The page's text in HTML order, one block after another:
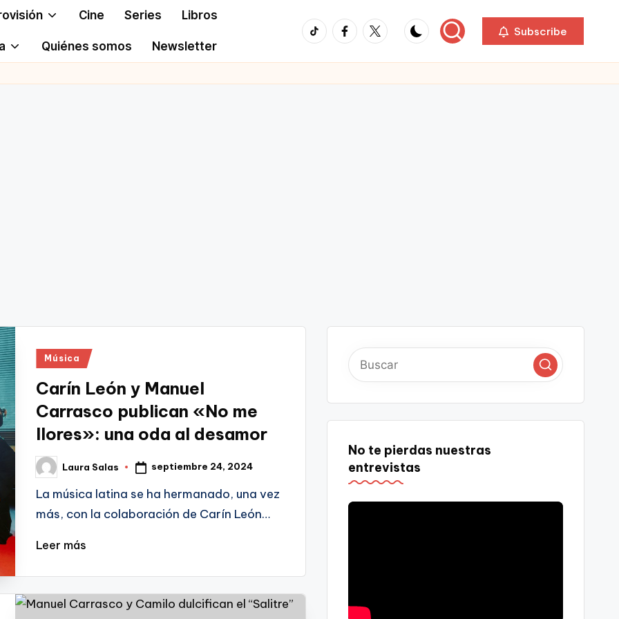
Cine Series Libros
Quiénes somos Newsletter
TikTokFacebook
Twitter Subscribe
Publicado
Música
Carín León y Manuel
Carrasco publican «No me
llores»: una oda al desamor
Publicado
por
Laura Salas septiembre 24, 2024
La música latina se ha hermanado, una vez
más, con la colaboración de Carín León…
Leer más
No te pierdas nuestras
entrevistas